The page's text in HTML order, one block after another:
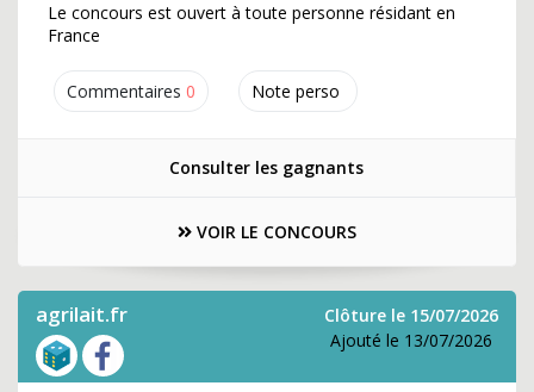
Commentaires 0 Note perso
Le concours est ouvert à toute personne résidant en
France
Consulter les gagnants
VOIR LE CONCOURS
agrilait.fr
Clôture le 15/07/2026
Ajouté le 13/07/2026